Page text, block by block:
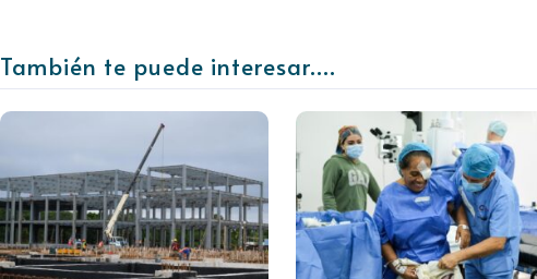
También te puede interesar....